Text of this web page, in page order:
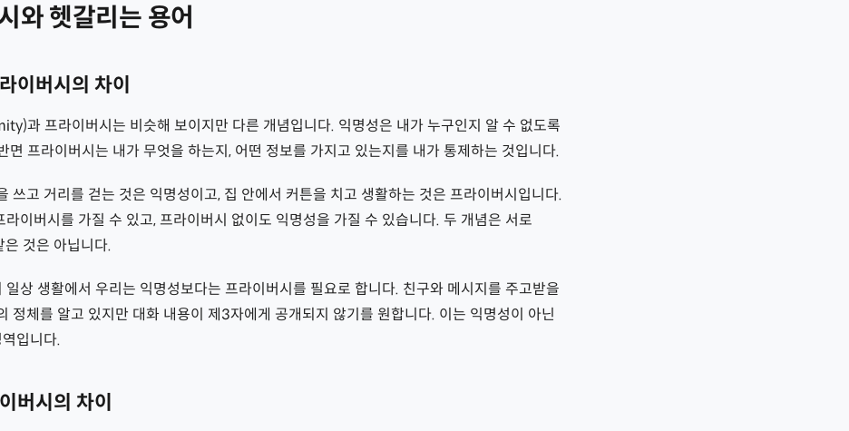
와 헷갈리는 용어
이버시의 차이
과 프라이버시는 비슷해 보이지만 다른 개념입니다. 익명성은 내가 누구인지 알 수 없도록
면 프라이버시는 내가 무엇을 하는지, 어떤 정보를 가지고 있는지를 내가 통제하는 것입니다.
쓰고 거리를 걷는 것은 익명성이고, 집 안에서 커튼을 치고 생활하는 것은 프라이버시입니다.
라이버시를 가질 수 있고, 프라이버시 없이도 익명성을 가질 수 있습니다. 두 개념은 서로
것은 아닙니다.
일상 생활에서 우리는 익명성보다는 프라이버시를 필요로 합니다. 친구와 메시지를 주고받을
정체를 알고 있지만 대화 내용이 제3자에게 공개되지 않기를 원합니다. 이는 익명성이 아닌
입니다.
버시의 차이